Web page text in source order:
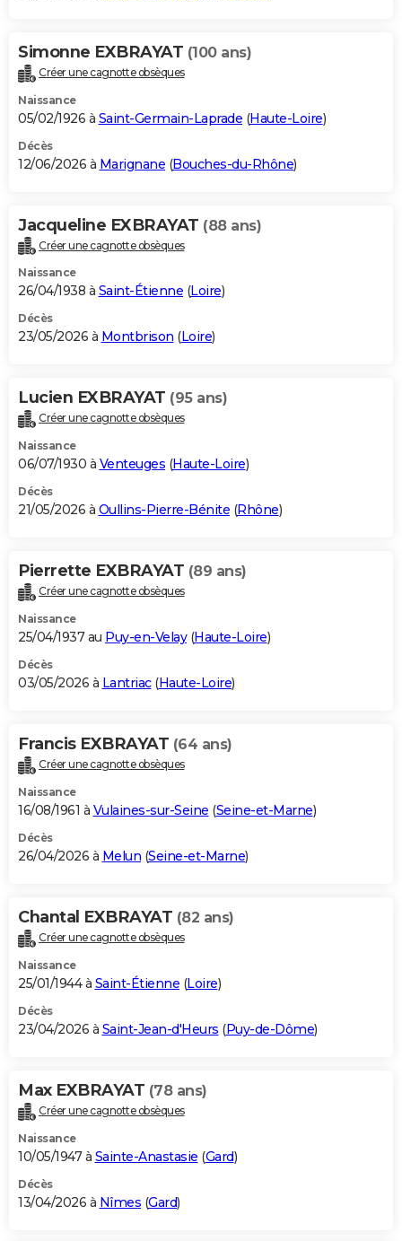
Simonne EXBRAYAT (100 ans)
Créer une cagnotte obsèques
Naissance
05/02/1926 à Saint-Germain-Laprade (Haute-Loire)
Décès
12/06/2026 à Marignane (Bouches-du-Rhône)
Jacqueline EXBRAYAT (88 ans)
Créer une cagnotte obsèques
Naissance
26/04/1938 à Saint-Étienne (Loire)
Décès
23/05/2026 à Montbrison (Loire)
Lucien EXBRAYAT (95 ans)
Créer une cagnotte obsèques
Naissance
06/07/1930 à Venteuges (Haute-Loire)
Décès
21/05/2026 à Oullins-Pierre-Bénite (Rhône)
Pierrette EXBRAYAT (89 ans)
Créer une cagnotte obsèques
Naissance
25/04/1937 au Puy-en-Velay(Haute-Loire)
Décès
03/05/2026 à Lantriac(Haute-Loire)
Francis EXBRAYAT (64 ans)
Créer une cagnotte obsèques
Naissance
16/08/1961 à Vulaines-sur-Seine (Seine-et-Marne)
Décès
26/04/2026 à Melun (Seine-et-Marne)
Chantal EXBRAYAT (82 ans)
Créer une cagnotte obsèques
Naissance
25/01/1944 à Saint-Étienne (Loire)
Décès
23/04/2026 à Saint-Jean-d'Heurs (Puy-de-Dôme)
Max EXBRAYAT (78 ans)
Créer une cagnotte obsèques
Naissance
10/05/1947 à Sainte-Anastasie (Gard)
Décès
13/04/2026 à Nîmes (Gard)